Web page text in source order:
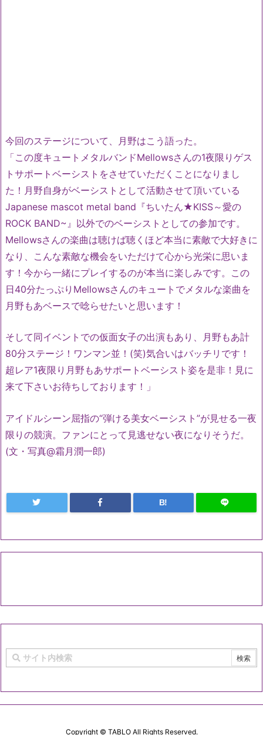
今回のステージについて、月野はこう語った。
「この度キュートメタルバンドMellowsさんの1夜限りゲス
ト サポートベーシストをさせていただくことになりまし
た！ 月野自身がベーシストとして活動させて頂いている
Japanese mascot metal band『ちいたん★KISS～愛の
ROCK BAND~』以外でのベーシストとしての参加です。
Mellowsさんの楽曲は聴けば聴くほど本当に素敵で大好きに
なり、こんな素敵な機会をいただけて心から光栄に思いま
す！ 今から一緒にプレイするのが本当に楽しみです。 この
日40分たっぷりMellowsさんのキュートでメタルな楽曲を
月野もあベースで唸らせたいと思います！
そして同イベントでの仮面女子の出演もあり、 月野もあ計
80分ステージ！ワンマン並！(笑)気合いはバッチリです！
超レア1夜限り月野もあサポートベーシスト姿を是非！ 見に
来て下さいお待ちしております！」
アイドルシーン屈指の“弾ける美女ベーシスト”が見せる一夜
限りの競演。 ファンにとって見逃せない夜になりそうだ。
(文・写真@霜月潤一郎)
B!
Copyright © TABLOAll Rights Reserved.